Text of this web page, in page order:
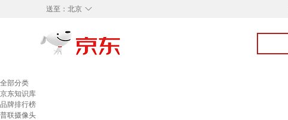
◇
送至： 北京
全部分类
京东知识库
品牌排行榜
普联摄像头